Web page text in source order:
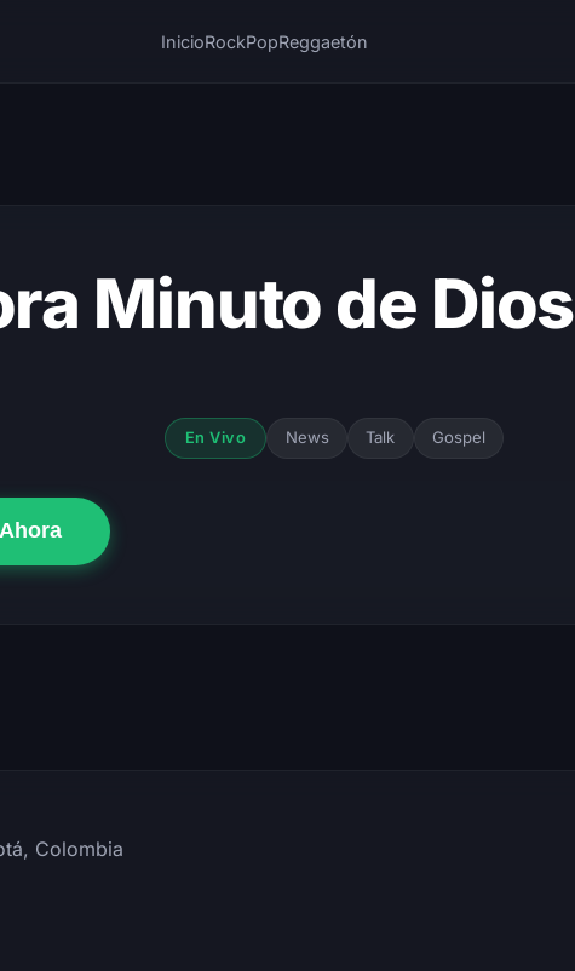
InicioRockPopReggaetón
Minuto de Dios
En Vivo News Talk Gospel
Colombia